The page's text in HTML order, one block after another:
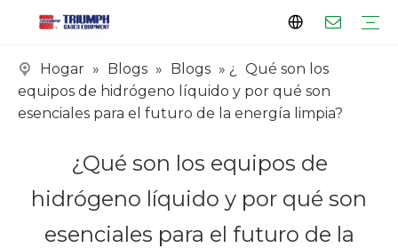
Hogar » Blogs » Blogs » ¿
Qué son los
equipos de hidrógeno líquido y por qué son
esenciales para el futuro de la energía limpia?
¿Qué son los equipos de
hidrógeno líquido y por qué son
esenciales para el futuro de la